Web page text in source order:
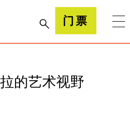
门票
的艺术视野